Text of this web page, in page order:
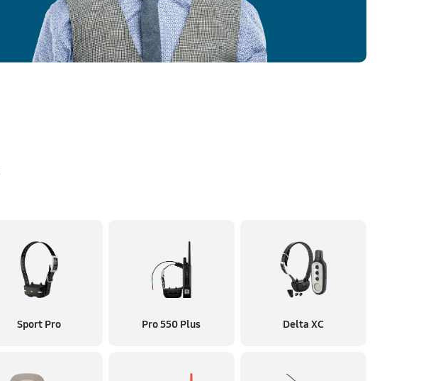
Sport Pro Pro 550 Plus Delta XC